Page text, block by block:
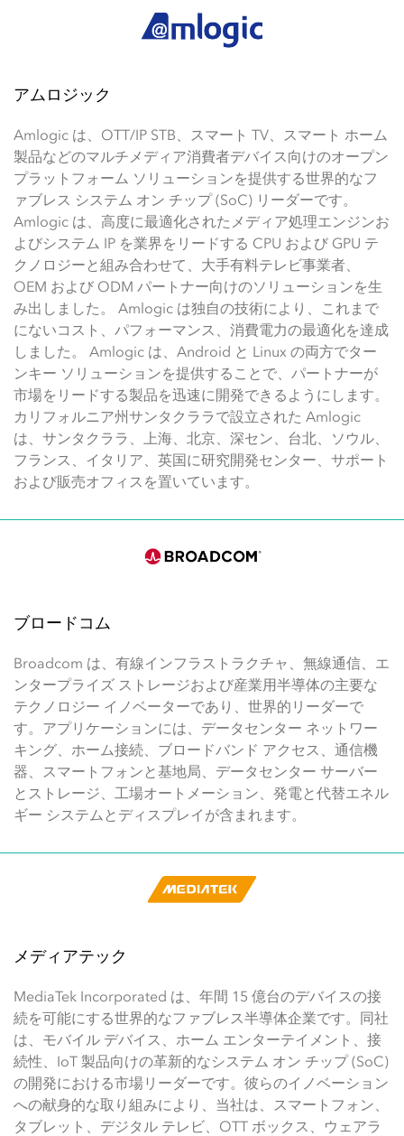
アムロジック
Amlogic は、OTT/IP STB、スマート TV、スマート ホーム
製品などのマルチメディア消費者デバイス向けのオープン
プラットフォーム ソリューションを提供する世界的なフ
ァブレス システム オン チップ (SoC) リーダーです。
Amlogic は、高度に最適化されたメディア処理エンジンお
よびシステム IP を業界をリードする CPU および GPU テ
クノロジーと組み合わせて、大手有料テレビ事業者、
OEM および ODM パートナー向けのソリューションを生
み出しました。 Amlogic は独自の技術により、これまで
にないコスト、パフォーマンス、消費電力の最適化を達成
しました。 Amlogic は、Android と Linux の両方でター
ンキー ソリューションを提供することで、パートナーが
市場をリードする製品を迅速に開発できるようにします。
カリフォルニア州サンタクララで設立された Amlogic
は、サンタクララ、上海、北京、深セン、台北、ソウル、
フランス、イタリア、英国に研究開発センター、サポート
および販売オフィスを置いています。
ブロードコム
Broadcom は、有線インフラストラクチャ、無線通信、エ
ンタープライズ ストレージおよび産業用半導体の主要な
テクノロジー イノベーターであり、世界的リーダーで
す。アプリケーションには、データセンター ネットワー
キング、ホーム接続、ブロードバンド アクセス、通信機
器、スマートフォンと基地局、データセンター サーバー
とストレージ、工場オートメーション、発電と代替エネル
ギー システムとディスプレイが含まれます。
メディアテック
MediaTek Incorporated は、年間 15 億台のデバイスの接
続を可能にする世界的なファブレス半導体企業です。同社
は、モバイル デバイス、ホーム エンターテイメント、接
続性、IoT 製品向けの革新的なシステム オン チップ (SoC)
の開発における市場リーダーです。彼らのイノベーション
への献身的な取り組みにより、当社は、スマートフォン、
タブレット、デジタル テレビ、OTT ボックス、ウェアラ